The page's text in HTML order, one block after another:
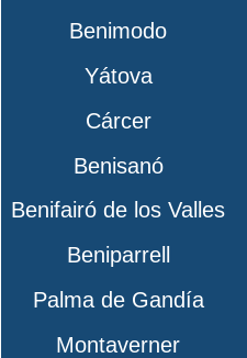
Benimodo
Yátova
Cárcer
Benisanó
Benifairó de los Valles
Beniparrell
Palma de Gandía
Montaverner